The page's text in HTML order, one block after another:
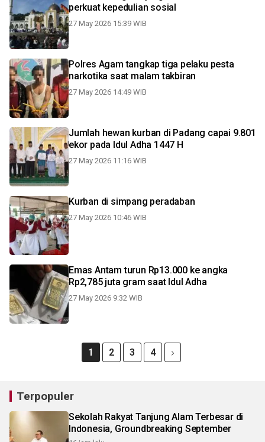
perkuat kepedulian sosial
27 May 2026 15:39 WIB
Polres Agam tangkap tiga pelaku pesta
narkotika saat malam takbiran
27 May 2026 14:49 WIB
Jumlah hewan kurban di Padang capai 9.801
ekor pada Idul Adha 1447 H
27 May 2026 11:16 WIB
Kurban di simpang peradaban
27 May 2026 10:46 WIB
Emas Antam turun Rp13.000 ke angka
Rp2,785 juta gram saat Idul Adha
27 May 2026 9:32 WIB
1 2 3 4
Terpopuler
Sekolah Rakyat Tanjung Alam Terbesar di
Indonesia, Groundbreaking September